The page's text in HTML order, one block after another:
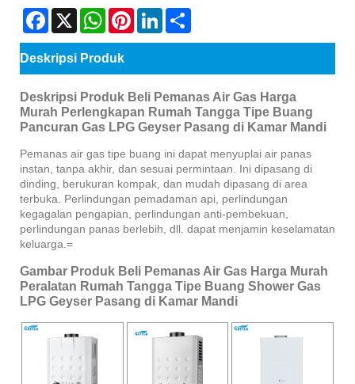
Facebook
X WhatsAppPinterestLinkedIn
Deskripsi Produk
Deskripsi Produk Beli Pemanas Air Gas Harga
Murah Perlengkapan Rumah Tangga Tipe Buang
Pancuran Gas LPG Geyser Pasang di Kamar Mandi
Pemanas air gas tipe buang ini dapat menyuplai air panas
instan, tanpa akhir, dan sesuai permintaan. Ini dipasang di
dinding, berukuran kompak, dan mudah dipasang di area
terbuka. Perlindungan pemadaman api, perlindungan
kegagalan pengapian, perlindungan anti-pembekuan,
perlindungan panas berlebih, dll. dapat menjamin keselamatan
keluarga.=
Gambar Produk Beli Pemanas Air Gas Harga Murah
Peralatan Rumah Tangga Tipe Buang Shower Gas
LPG Geyser Pasang di Kamar Mandi